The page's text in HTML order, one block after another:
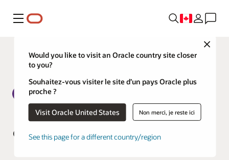
Menu
Close
Would you like to visit an Oracle country site closer
to you?
Souhaitez-vous visiter le site d’un pays Oracle plus
proche ?
Visit Oracle United States Non merci, je reste ici
See this page for a different country/region
Ocado Retail améliore son
efficacité financière grâce à Oracle